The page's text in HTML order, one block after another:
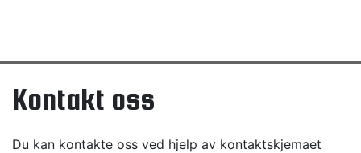
Kontakt oss
Du kan kontakte oss ved hjelp av kontaktskjemaet